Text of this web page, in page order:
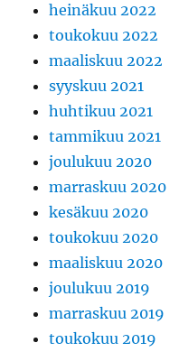
heinäkuu 2022
toukokuu 2022
maaliskuu 2022
syyskuu 2021
huhtikuu 2021
tammikuu 2021
joulukuu 2020
marraskuu 2020
kesäkuu 2020
toukokuu 2020
maaliskuu 2020
joulukuu 2019
marraskuu 2019
toukokuu 2019